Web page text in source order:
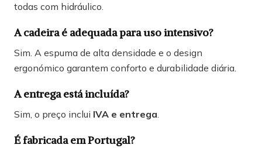
todas com hidráulico.
A cadeira é adequada para uso intensivo?
Sim. A espuma de alta densidade e o design
ergonómico garantem conforto e durabilidade diária.
A entrega está incluída?
Sim, o preço inclui IVA e entrega.
É fabricada em Portugal?